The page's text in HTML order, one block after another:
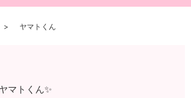
ヤマトくん
マトくん✨